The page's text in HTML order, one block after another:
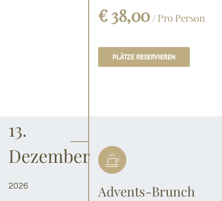
€ 38,00/ Pro Person
PLÄTZE RESERVIEREN
13.
Dezember
2026 Advents-Brunch